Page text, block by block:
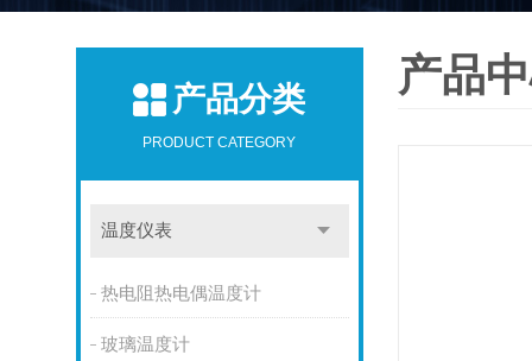
产品分类
PRODUCT CATEGORY
温度仪表
热电阻热电偶温度计
玻璃温度计
产品